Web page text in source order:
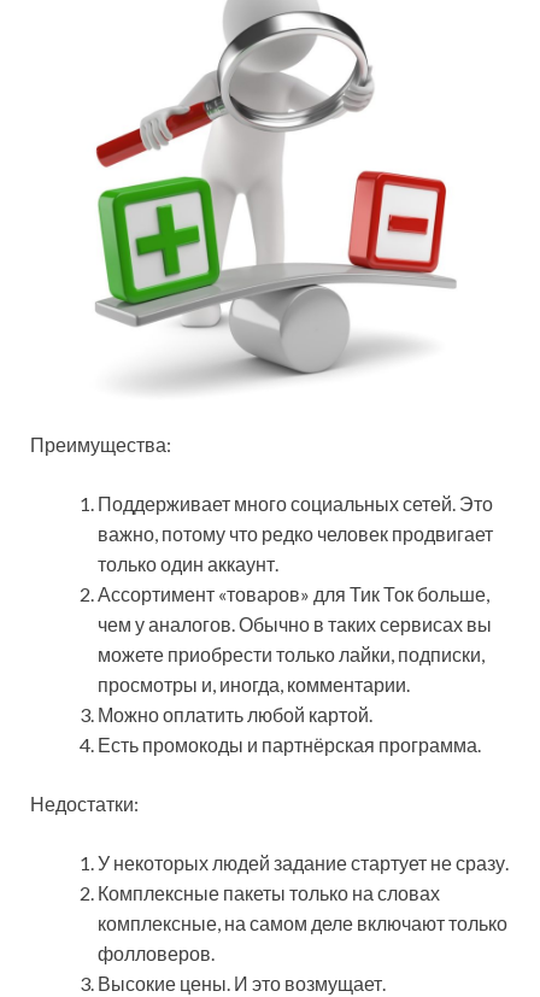
Преимущества:
Поддерживает много социальных сетей. Это
важно, потому что редко человек продвигает
только один аккаунт.
Ассортимент «товаров» для Тик Ток больше,
чем у аналогов. Обычно в таких сервисах вы
можете приобрести только лайки, подписки,
просмотры и, иногда, комментарии.
Можно оплатить любой картой.
Есть промокоды и партнёрская программа.
Недостатки:
У некоторых людей задание стартует не сразу.
Комплексные пакеты только на словах
комплексные, на самом деле включают только
фолловеров.
Высокие цены. И это возмущает.